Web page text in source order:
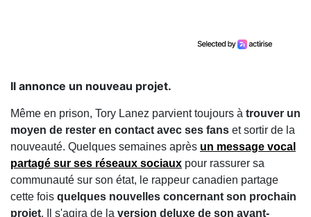
Il annonce un nouveau projet.
Même en prison, Tory Lanez parvient toujours à trouver un
moyen de rester en contact avec ses fans et sortir de la
nouveauté. Quelques semaines après un message vocal
partagé sur ses réseaux sociaux pour rassurer sa
communauté sur son état, le rappeur canadien partage
cette fois quelques nouvelles concernant son prochain
projet. Il s'agira de la version deluxe de son avant-